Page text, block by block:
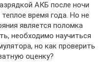
АКБ после ночи
время года. Но не
является поломка
необходимо научиться
но как проверить
оценку?